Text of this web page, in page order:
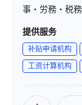
事・労務・税
域密着型のサ
提供服务
补贴申请机构
工资计算机构